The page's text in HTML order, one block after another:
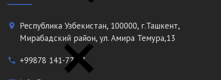
place
Республика Узбекистан, 100000, г.Ташкент,
Мирабадский район, ул. Амира Темура,13
phone +99878 141-77-77